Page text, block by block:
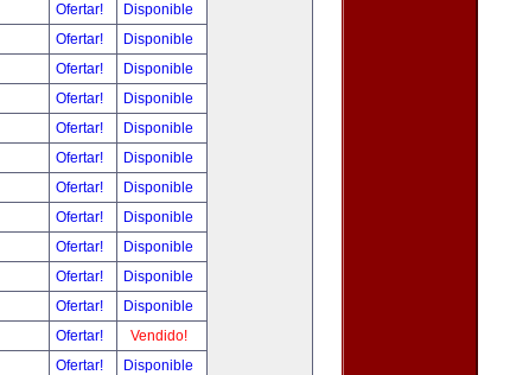
Ofertar!
Disponible
Ofertar!
Disponible
Ofertar!
Disponible
Ofertar!
Disponible
Ofertar!
Disponible
Ofertar!
Disponible
Ofertar!
Disponible
Ofertar!
Disponible
Ofertar!
Disponible
Ofertar!
Disponible
Ofertar!
Disponible
Ofertar!
Vendido!
Ofertar!
Disponible